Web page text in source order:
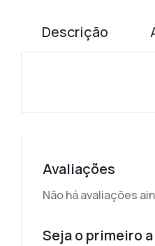
Descrição
Avaliações
Não há avaliações
Seja o primeiro